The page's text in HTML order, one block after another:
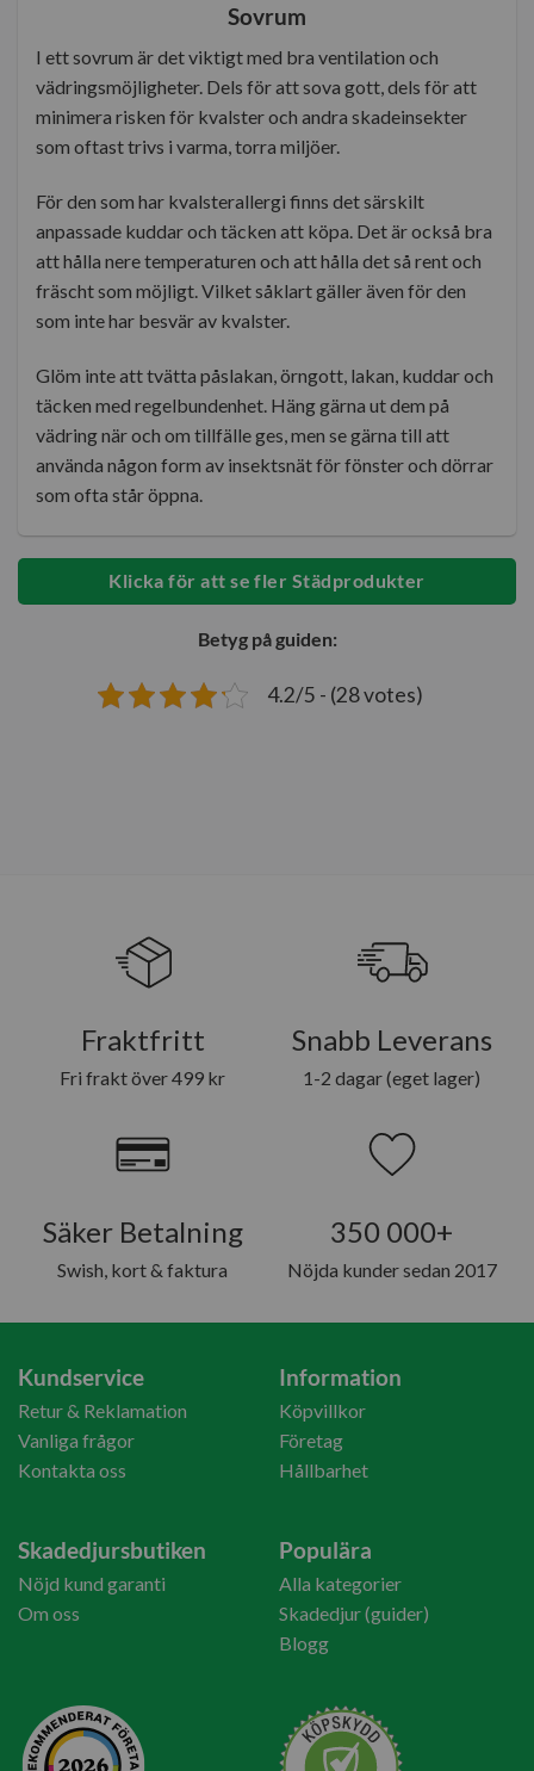
Sovrum
I ett sovrum är det viktigt med bra ventilation och
vädringsmöjligheter. Dels för att sova gott, dels för att
minimera risken för kvalster och andra skadeinsekter
som oftast trivs i varma, torra miljöer.
För den som har kvalsterallergi finns det särskilt
anpassade kuddar och täcken att köpa. Det är också bra
att hålla nere temperaturen och att hålla det så rent och
fräscht som möjligt. Vilket såklart gäller även för den
som inte har besvär av kvalster.
Glöm inte att tvätta påslakan, örngott, lakan, kuddar och
täcken med regelbundenhet. Häng gärna ut dem på
vädring när och om tillfälle ges, men se gärna till att
använda någon form av insektsnät för fönster och dörrar
som ofta står öppna.
Klicka för att se fler Städprodukter
Betyg på guiden:
4.2/5 - (28 votes)
Fraktfritt
Fri frakt över 499 kr
Snabb Leverans
1-2 dagar (eget lager)
Säker Betalning
Swish, kort & faktura
350 000+
Nöjda kunder sedan 2017
Kundservice
Retur & Reklamation
Vanliga frågor
Kontakta oss
Information
Köpvillkor
Företag
Hållbarhet
Skadedjursbutiken
Nöjd kund garanti
Om oss
Populära
Alla kategorier
Skadedjur (guider)
Blogg